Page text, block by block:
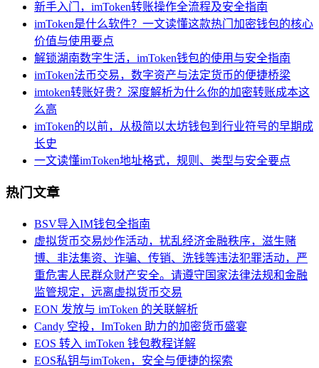
新手入门，imToken转账操作全流程及安全指南
imToken是什么软件？一文读懂这款热门加密钱包的核心
价值与使用要点
解锁湖南数字生活，imToken钱包的使用与安全指南
imToken法币交易，数字资产与法定货币的便捷桥梁
imtoken转账好贵？深度解析为什么你的加密转账成本这
么高
imToken的以前，从极简以太坊钱包到行业符号的早期成
长史
一文读懂imToken地址格式，规则、类型与安全要点
热门文章
BSV导入IM钱包全指南
虚拟货币交易炒作活动，扰乱经济金融秩序，滋生赌
博、非法集资、诈骗、传销、洗钱等违法犯罪活动，严
重危害人民群众财产安全。请遵守国家法律法规和金融
监管规定，远离虚拟货币交易
EON 发放与 imToken 的关联解析
Candy 空投，ImToken 助力的加密货币盛宴
EOS 转入 imToken 钱包教程详解
EOS私钥与imToken，安全与便捷的探索